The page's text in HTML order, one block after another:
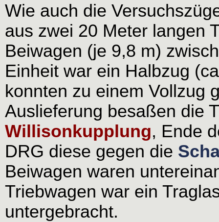
Wie auch die
aus zwei 20 Meter langen
Beiwagen (je 9,8 m)
Einheit war ein Halbzug
konnten zu einem Vollzug
Auslieferung besaßen die
Willisonkupplung, Ende
DRG diese gegen die
Beiwagen waren
Triebwagen war ein
untergebracht.